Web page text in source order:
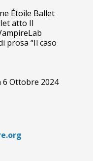
Étoile Ballet
atto II
prosa “Il caso
6 Ottobre 2024